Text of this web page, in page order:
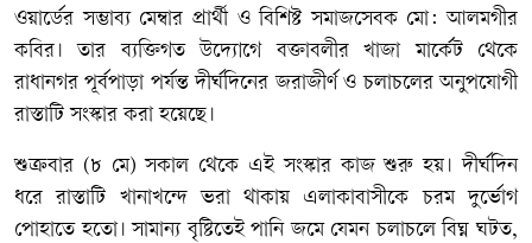
ওয়ার্ডের সম্ভাব্য মেম্বার প্রার্থী ও বিশিষ্ট সমাজসেবক মো: আলমগীর
কবির। তার ব্যক্তিগত উদ্যোগে বক্তাবলীর খাজা মার্কেট থেকে
রাধানগর পূর্বপাড়া পর্যন্ত দীর্ঘদিনের জরাজীর্ণ ও চলাচলের অনুপযোগী
রাস্তাটি সংস্কার করা হয়েছে।
শুক্রবার (৮ মে) সকাল থেকে এই সংস্কার কাজ শুরু হয়। দীর্ঘদিন
ধরে রাস্তাটি খানাখন্দে ভরা থাকায় এলাকাবাসীকে চরম দুর্ভোগ
পোহাতে হতো। সামান্য বৃষ্টিতেই পানি জমে যেমন চলাচলে বিঘ্ন ঘটত,